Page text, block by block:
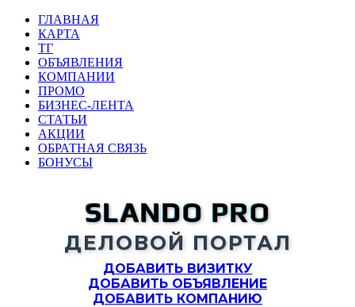
ГЛАВНАЯ
КАРТА
ТГ
ОБЪЯВЛЕНИЯ
КОМПАНИИ
ПРОМО
БИЗНЕС-ЛЕНТА
СТАТЬИ
АКЦИИ
ОБРАТНАЯ СВЯЗЬ
БОНУСЫ
SLANDO PRO
ДЕЛОВОЙ ПОРТАЛ
ДОБАВИТЬ ВИЗИТКУ
ДОБАВИТЬ ОБЪЯВЛЕНИЕ
ДОБАВИТЬ КОМПАНИЮ